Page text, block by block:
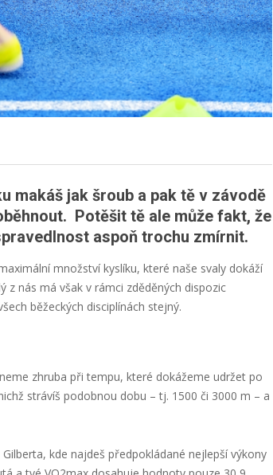
makáš jak šroub a pak tě v závodě
Potěšit tě ale může fakt, že
aspoň trochu zmírnit.
množství kyslíku, které naše svaly dokáží
z nás má však v rámci zděděných dispozic
běžeckých disciplínách stejný.
zhruba při tempu, které dokážeme udržet po
strávíš podobnou dobu – tj. 1500 či 3000 m – a
kde najdeš předpokládané nejlepší výkony